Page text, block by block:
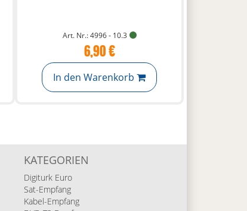
Art. Nr.: 4996 - 10.3
6,90 €
In den Warenkorb
KATEGORIEN
Digiturk Euro
Sat-Empfang
Kabel-Empfang